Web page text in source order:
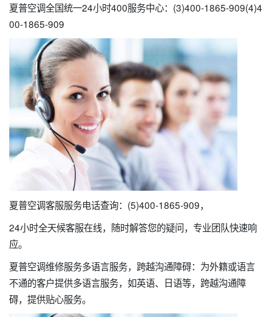
夏普空调全国统一24小时400服务中心：(3)400-1865-909(4)4
00-1865-909
夏普空调客服服务电话查询：(5)400-1865-909，
24小时全天候客服在线，随时解答您的疑问，专业团队快速响
应。
夏普空调维修服务多语言服务，跨越沟通障碍：为外籍或语言
不通的客户提供多语言服务，如英语、日语等，跨越沟通障
碍，提供贴心服务。